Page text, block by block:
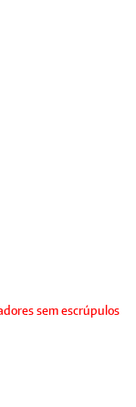
sem escrúpulos